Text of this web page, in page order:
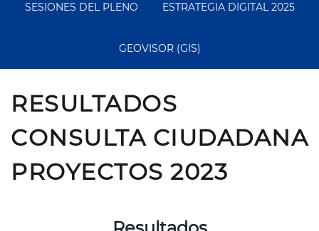
SESIONES DEL PLENO ESTRATEGIA DIGITAL 2025
GEOVISOR (GIS)
RESULTADOS
CONSULTA CIUDADANA
PROYECTOS 2023